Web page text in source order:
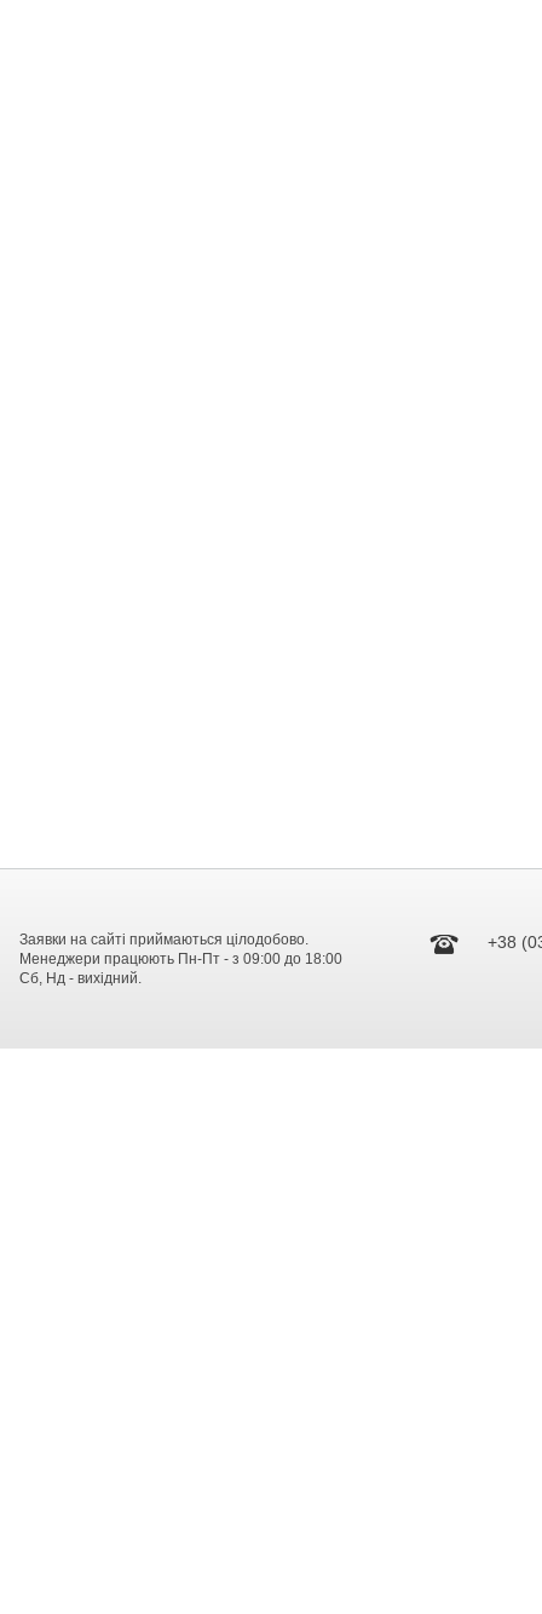
Заявки на сайті приймаються цілодобово.
Менеджери працюють Пн-Пт - з 09:00 до 18:00
Сб, Нд - вихідний.
+38